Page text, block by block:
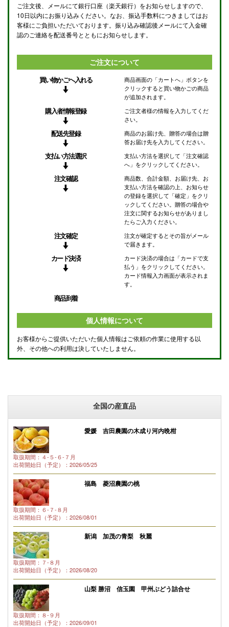
ご注文後、メールにて銀行口座（楽天銀行）をお知らせしますので、
10日以内にお振り込みください。なお、振込手数料につきましてはお
客様にご負担いただいております。振り込み確認後メールにて入金確
認のご連絡を配送番号とともにお知らせします。
ご注文について
買い物かごへ入れる
商品画面の「カートへ」ボタンを
クリックすると買い物かごの商品
が追加されます。
購入者情報登録
ご注文者様の情報を入力してくだ
さい。
配送先登録
商品のお届け先、贈答の場合は贈
答お届け先を入力してください。
支払い方法選択
支払い方法を選択して「注文確認
へ」をクリックしてください。
注文確認
商品数、合計金額、お届け先、お
支払い方法を確認の上、お知らせ
の登録を選択して「確定」をクリ
ックしてください。贈答の場合や
注文に関するお知らせがありまし
たらご入力ください。
注文確定
注文が確定するとその旨がメール
で届きます。
カード決済
カード決済の場合は「カードで支
払う」をクリックしてください。
カード情報入力画面が表示されま
す。
商品到着
個人情報について
お客様からご提供いただいた個人情報はご依頼の作業に使用する以
外、その他への利用は決していたしません。
全国の産直品
愛媛 吉田農園の木成り河内晩柑
取扱期間：４-５-６-７月
出荷開始日（予定）：2026/05/25
福島 菱沼農園の桃
取扱期間：６-７-８月
出荷開始日（予定）：2026/08/01
新潟 加茂の青梨 秋麗
取扱期間：７-８月
出荷開始日（予定）：2026/08/20
山梨 勝沼 信玉園 甲州ぶどう詰合せ
取扱期間：８-９月
出荷開始日（予定）：2026/09/01